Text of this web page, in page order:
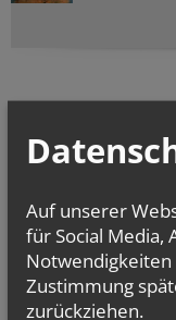
Seelsorgeraum
"Marchfeld Nord"
Auf unserer
für Social Media,
Notwendigkeiten
Zustimmung
zurückziehen.